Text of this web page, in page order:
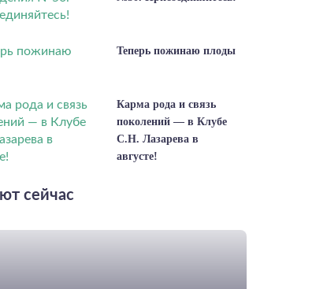
Теперь пожинаю плоды
Карма рода и связь
поколений — в Клубе
С.Н. Лазарева в
августе!
сейчас